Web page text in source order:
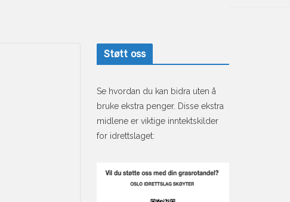
Støtt oss
Se hvordan du kan bidra uten å
bruke ekstra penger. Disse ekstra
midlene er viktige inntektskilder
for idrettslaget: